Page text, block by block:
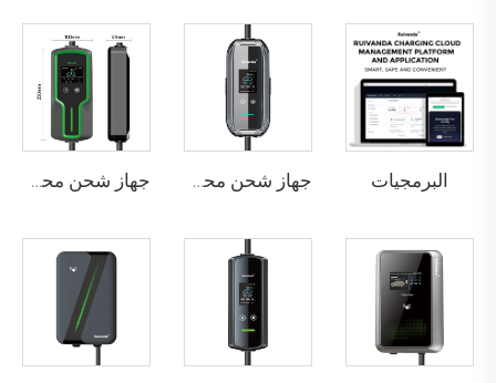
البرمجيات جهاز شحن محمول P3-01 لمركبات EV جهاز شحن محمول P3-02 لمركبات EV